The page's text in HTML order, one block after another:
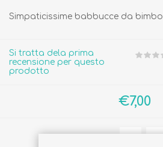
Simpaticissime babbucce da bimbo
Si tratta dela prima
recensione per questo
prodotto
€7,00